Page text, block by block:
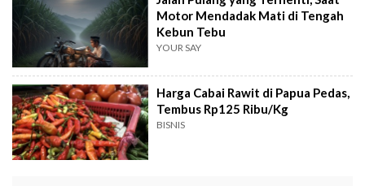
Motor Mendadak Mati di Tengah
Kebun Tebu
YOUR SAY
Harga Cabai Rawit di Papua Pedas,
Tembus Rp125 Ribu/Kg
BISNIS